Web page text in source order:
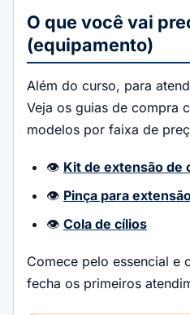
O que você vai
(equipamento)
Além do curso, para
Veja os guias de compra
modelos por faixa de
👁️ Kit de extensão de
👁️ Pinça para
👁️ Cola de cílios
Comece pelo essencial e
fecha os primeiros